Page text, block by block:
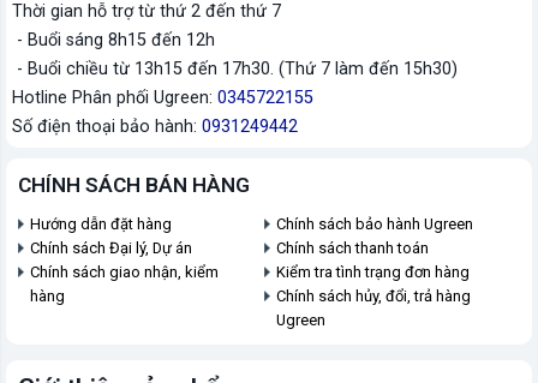
Thời gian hỗ trợ từ thứ 2 đến thứ 7
- Buổi sáng 8h15 đến 12h
- Buổi chiều từ 13h15 đến 17h30. (Thứ 7 làm đến 15h30)
Hotline Phân phối Ugreen: 0345722155
Số điện thoại bảo hành: 0931249442
CHÍNH SÁCH BÁN HÀNG
Hướng dẫn đặt hàng
Chính sách bảo hành Ugreen
Chính sách Đại lý, Dự án
Chính sách thanh toán
Chính sách giao nhận, kiểm
hàng
Kiểm tra tình trạng đơn hàng
Chính sách hủy, đổi, trả hàng
Ugreen